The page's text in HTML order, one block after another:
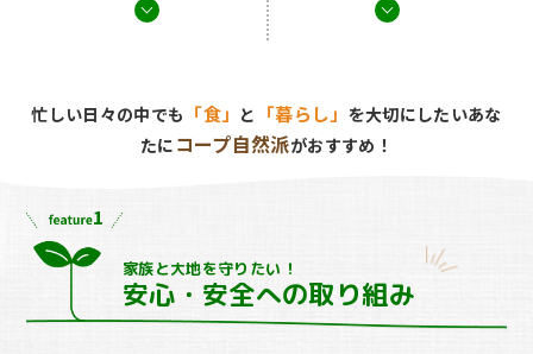
忙しい日々の中でも 「食」 と 「暮らし」 を大切にしたいあな
たに コープ自然派がおすすめ！
家族と大地を守りたい！
安心・安全への取り組み